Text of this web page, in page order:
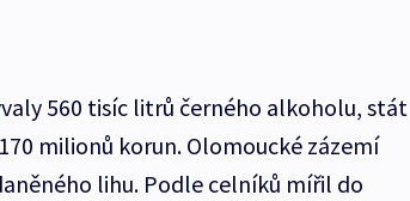
560 tisíc litrů černého alkoholu, stát
milionů korun. Olomoucké zázemí
lihu. Podle celníků mířil do